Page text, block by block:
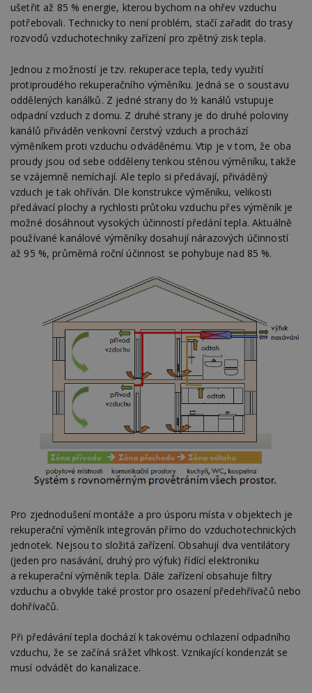
ušetřit až 85 % energie, kterou bychom na ohřev vzduchu
potřebovali. Technicky to není problém, stačí zařadit do trasy
rozvodů vzduchotechniky zařízení pro zpětný zisk tepla.
Jednou z možností je tzv. rekuperace tepla, tedy využití
protiproudého rekuperačního výměníku. Jedná se o soustavu
oddělených kanálků. Z jedné strany do ½ kanálů vstupuje
odpadní vzduch z domu. Z druhé strany je do druhé poloviny
kanálů přiváděn venkovní čerstvý vzduch a prochází
výměníkem proti vzduchu odváděnému. Vtip je v tom, že oba
proudy jsou od sebe odděleny tenkou stěnou výměníku, takže
se vzájemně nemíchají. Ale teplo si předávají, přiváděný
vzduch je tak ohříván. Dle konstrukce výměníku, velikosti
předávací plochy a rychlosti průtoku vzduchu přes výměník je
možné dosáhnout vysokých účinností předání tepla. Aktuálně
používané kanálové výměníky dosahují nárazových účinností
až 95 %, průměrná roční účinnost se pohybuje nad 85 %.
Pro zjednodušení montáže a pro úsporu místa v objektech je
rekuperační výměník integrován přímo do vzduchotechnických
jednotek. Nejsou to složitá zařízení. Obsahují dva ventilátory
(jeden pro nasávání, druhý pro výfuk) řídící elektroniku
a rekuperační výměník tepla. Dále zařízení obsahuje filtry
vzduchu a obvykle také prostor pro osazení předehřívačů nebo
dohřívačů.
Při předávání tepla dochází k takovému ochlazení odpadního
vzduchu, že se začíná srážet vlhkost. Vznikající kondenzát se
musí odvádět do kanalizace.